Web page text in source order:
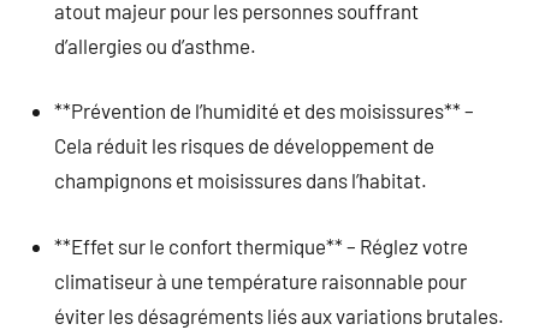
atout majeur pour les personnes souffrant
d’allergies ou d’asthme.
**Prévention de l’humidité et des moisissures** –
Cela réduit les risques de développement de
champignons et moisissures dans l’habitat.
**Effet sur le confort thermique** – Réglez votre
climatiseur à une température raisonnable pour
éviter les désagréments liés aux variations brutales.